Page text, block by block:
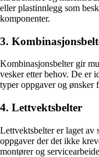
eller plastinnlegg som
komponenter.
3.
Kombinasjonsbelter gir
vesker etter behov. De er
typer oppgaver og ønsker
4. Lettvektsbelter
Lettvektsbelter er laget av
oppgaver der det ikke
montører og